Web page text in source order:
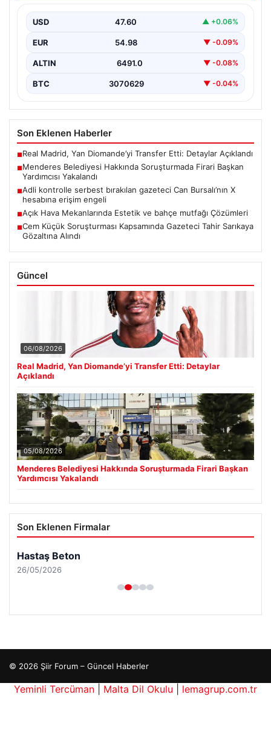
İzmir’de Menderes Belediyesi’ne yönelik
olarak aranan Belediye Başkan Yardımcısı…
USD 47.60 ▲ +0.06%
EUR 54.98 ▼ -0.09%
ALTIN 6491.0 ▼ -0.08%
BTC 3070629 ▼ -0.04%
Son Eklenen Haberler
■Real Madrid, Yan Diomande’yi Transfer Etti: Detaylar Açıklandı
■Menderes Belediyesi Hakkında Soruşturmada Firari Başkan
Yardımcısı Yakalandı
■Adli kontrolle serbest bırakılan gazeteci Can Bursalı’nın X
hesabına erişim engeli
■Açık Hava Mekanlarında Estetik ve bahçe mutfağı Çözümleri
■Cem Küçük Soruşturması Kapsamında Gazeteci Tahir Sarıkaya
Gözaltına Alındı
Güncel
06/08/2026
Real Madrid, Yan Diomande’yi Transfer Etti: Detaylar
Açıklandı
05/08/2026
Menderes Belediyesi Hakkında Soruşturmada Firari Başkan
Yardımcısı Yakalandı
Son Eklenen Firmalar
Hastaş Beton
26/05/2026
© 2026 Şiir Forum – Güncel Haberler
Yeminli Tercüman Malta Dil Okulu
lemagrup.com.tr